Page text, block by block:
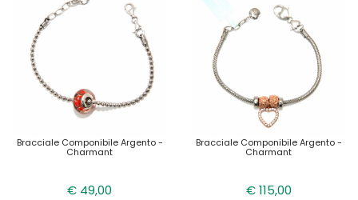
Bracciale Componibile Argento -
Charmant
€ 49,00
Bracciale Componibile Argento -
Charmant
€ 115,00